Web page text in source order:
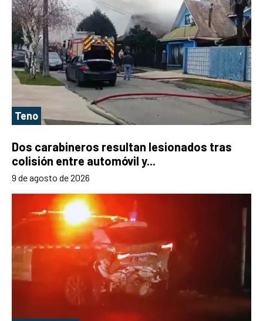
Teno
Dos carabineros resultan lesionados tras
colisión entre automóvil y...
9 de agosto de 2026